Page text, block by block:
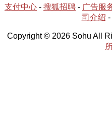
支付中心 - 搜狐招聘 - 广告服
司介绍 -
Copyright © 2026 Sohu All